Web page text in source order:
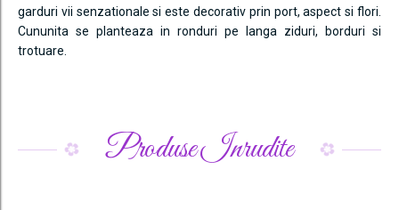
garduri vii senzationale si este decorativ prin port, aspect si flori.
Cununita se planteaza in ronduri pe langa ziduri, borduri si
trotuare.
Produse Inrudite